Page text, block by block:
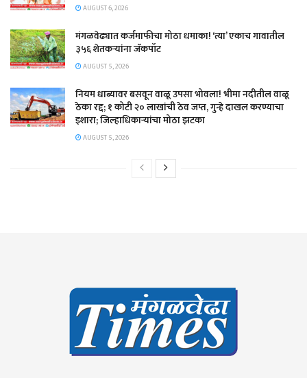
AUGUST 6, 2026
मंगळवेढ्यात कर्जमाफीचा मोठा धमाका! ‘त्या’ एकाच गावातील
३५६ शेतकऱ्यांना जॅकपॉट
AUGUST 5, 2026
नियम धाब्यावर बसवून वाळू उपसा भोवला! भीमा नदीतील वाळू
ठेका रद्द; १ कोटी २० लाखांची ठेव जप्त, गुन्हे दाखल करण्याचा
इशारा; जिल्हाधिकाऱ्यांचा मोठा झटका
AUGUST 5, 2026